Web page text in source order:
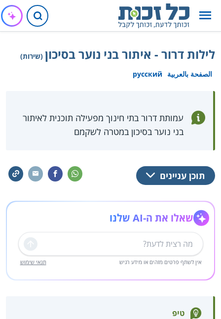
לילות דרור - איתור בני נוער בסיכון (שירות)
الصفحة بالعربية
русский
עמותת דרור בתי חינוך מפעילה תוכנית לאיתור
בני נוער בסיכון במטרה לשקמם
תוכן עניינים
שאלו את ה-AI שלנו
שליחה
אין לשתף פרטים מזהים או מידע רגיש תנאי שימוש
טיפ